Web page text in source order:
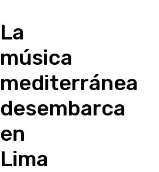
La
música
mediterránea
desembarca
en
Lima